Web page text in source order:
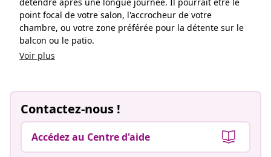
détendre après une longue journée. Il pourrait être le
point focal de votre salon, l'accrocheur de votre
chambre, ou votre zone préférée pour la détente sur le
balcon ou le patio.
Voir plus
Contactez-nous !
Accédez au Centre d'aide